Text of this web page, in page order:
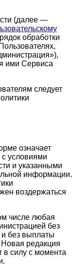
(далее —
обработки
ими Cервиса
следует
означает
с условиями
и указанными
информации.
воздержаться
числе любая
без
и без выплаты
Новая редакция
в силу с момента